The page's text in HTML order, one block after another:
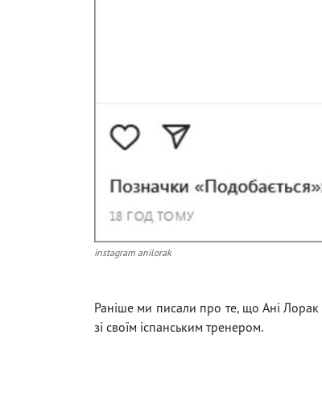
instagram anilorak
Раніше ми писали про те, що Ані Лорак
зі своїм іспанським тренером.